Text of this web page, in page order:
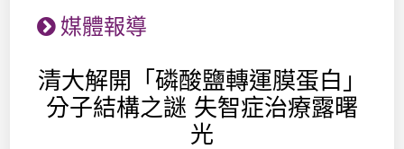
媒體報導
清大解開「磷酸鹽轉運膜蛋白」
分子結構之謎 失智症治療露曙
光